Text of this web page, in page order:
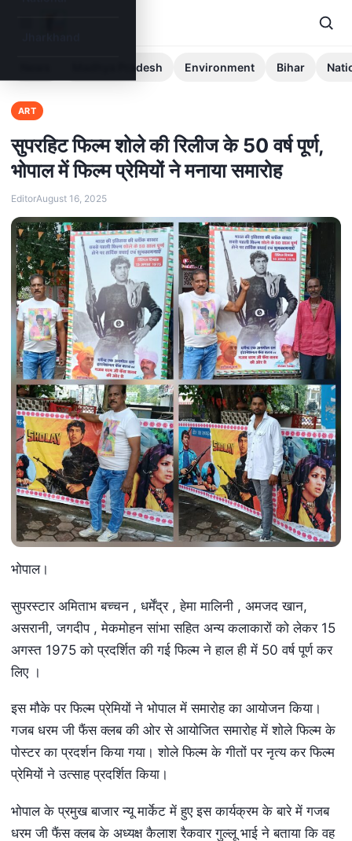
Madhya Pradesh Environment Bihar
ART
सुपरहिट फिल्म शोले की रिलीज के 50 वर्ष पूर्ण,
भोपाल में फिल्म प्रेमियों ने मनाया समारोह
EditorAugust 16, 2025
भोपाल।
सुपरस्टार अमिताभ बच्चन , धर्मेंद्र , हेमा मालिनी , अमजद खान,
असरानी, जगदीप , मेकमोहन सांभा सहित अन्य कलाकारों को लेकर 15
अगस्त 1975 को प्रदर्शित की गई फिल्म ने हाल ही में 50 वर्ष पूर्ण कर
लिए ।
इस मौके पर फिल्म प्रेमियों ने भोपाल में समारोह का आयोजन किया।
गजब धरम जी फैंस क्लब की ओर से आयोजित समारोह में शोले फिल्म के
पोस्टर का प्रदर्शन किया गया। शोले फिल्म के गीतों पर नृत्य कर फिल्म
प्रेमियों ने उत्साह प्रदर्शित किया।
भोपाल के प्रमुख बाजार न्यू मार्केट में हुए इस कार्यक्रम के बारे में गजब
धरम जी फैंस क्लब के अध्यक्ष कैलाश रैकवार गुल्लू भाई ने बताया कि वह